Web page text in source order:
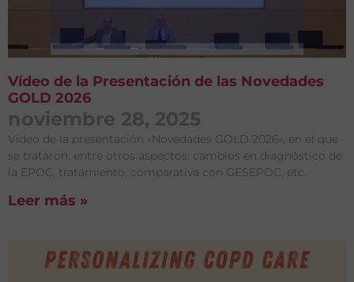
Vídeo de la Presentación de las Novedades
GOLD 2026
noviembre 28, 2025
Video de la presentación «Novedades GOLD 2026», en el que
se trataron, entre otros aspectos: cambios en diagnóstico de
la EPOC, tratamiento, comparativa con GESEPOC, etc.
Leer más »
Entérate de
Nuestras